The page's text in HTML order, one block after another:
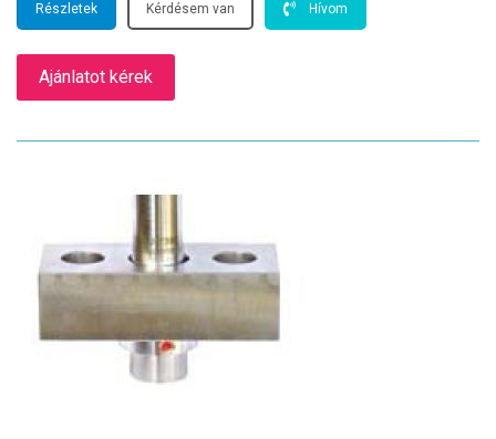
Részletek Kérdésem van Hívom
Ajánlatot kérek